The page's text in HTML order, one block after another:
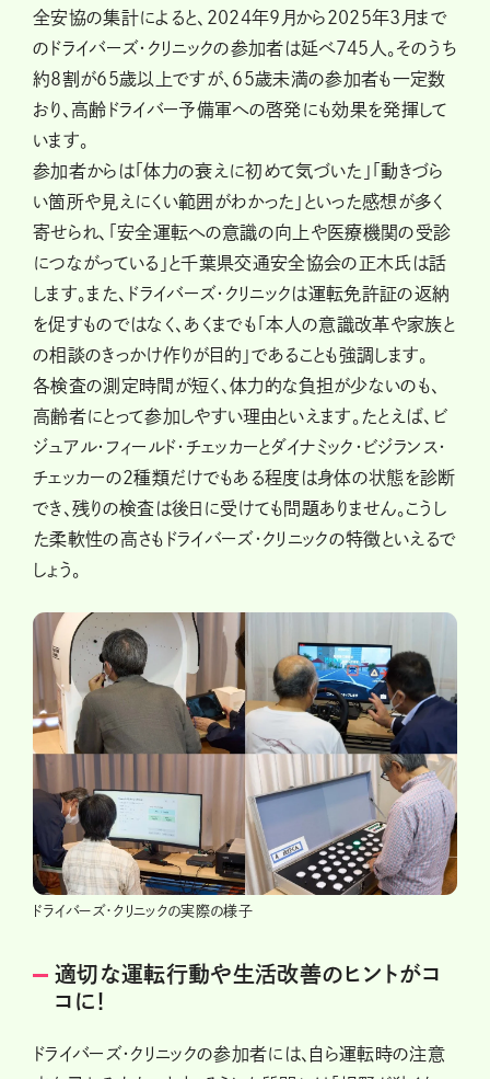
全安協の集計によると、2024年9月から2025年3月まで
のドライバーズ・クリニックの参加者は延べ745人。そのうち
約8割が65歳以上ですが、65歳未満の参加者も一定数
おり、高齢ドライバー予備軍への啓発にも効果を発揮して
います。
参加者からは「体力の衰えに初めて気づいた」「動きづら
い箇所や見えにくい範囲がわかった」といった感想が多く
寄せられ、「安全運転への意識の向上や医療機関の受診
につながっている」と千葉県交通安全協会の正木氏は話
します。また、ドライバーズ・クリニックは運転免許証の返納
を促すものではなく、あくまでも「本人の意識改革や家族と
の相談のきっかけ作りが目的」であることも強調します。
各検査の測定時間が短く、体力的な負担が少ないのも、
高齢者にとって参加しやすい理由といえます。たとえば、ビ
ジュアル・フィールド・チェッカーとダイナミック・ビジランス・
チェッカーの2種類だけでもある程度は身体の状態を診断
でき、残りの検査は後日に受けても問題ありません。こうし
た柔軟性の高さもドライバーズ・クリニックの特徴といえるで
しょう。
ドライバーズ・クリニックの実際の様子
適切な運転行動や生活改善のヒントがコ
コに!
ドライバーズ・クリニックの参加者には、自ら運転時の注意